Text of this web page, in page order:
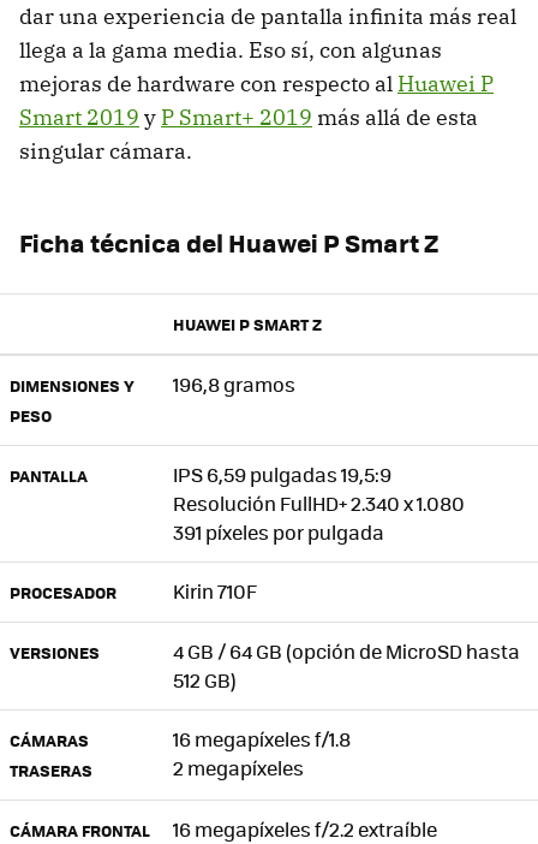
dar una experiencia de pantalla infinita más real
llega a la gama media. Eso sí, con algunas
mejoras de hardware con respecto al Huawei P
Smart 2019 y P Smart+ 2019 más allá de esta
singular cámara.
Ficha técnica del Huawei P Smart Z
HUAWEI P SMART Z
DIMENSIONES Y
PESO
196,8 gramos
PANTALLA
IPS 6,59 pulgadas 19,5:9
Resolución FullHD+ 2.340 x 1.080
391 píxeles por pulgada
PROCESADOR Kirin 710F
VERSIONES
4 GB / 64 GB (opción de MicroSD hasta
512 GB)
CÁMARAS
TRASERAS
16 megapíxeles f/1.8
2 megapíxeles
CÁMARA FRONTAL 16 megapíxeles f/2.2 extraíble